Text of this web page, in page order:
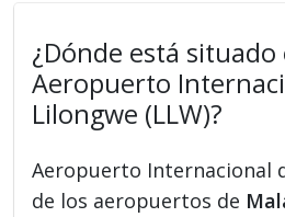
¿Dónde está
Aeropuerto
Lilongwe (LLW)?
Aeropuerto Internacional
de los aeropuertos de